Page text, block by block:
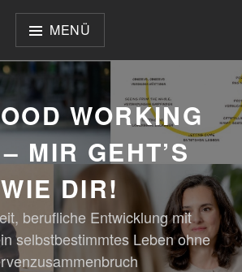
MENÜ
WORKING
MIR GEHT’S
WIE DIR!
berufliche Entwicklung mit
selbstbestimmtes Leben ohne